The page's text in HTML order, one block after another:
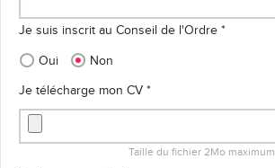
Je suis inscrit au Conseil de l'Ordre *
Oui
Non
Je télécharge mon CV *
Taille du fichier 2Mo maximum